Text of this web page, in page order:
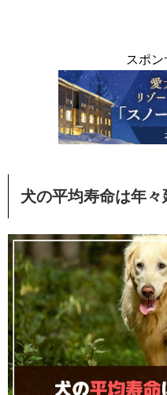
スポ
犬の平均寿命は年々